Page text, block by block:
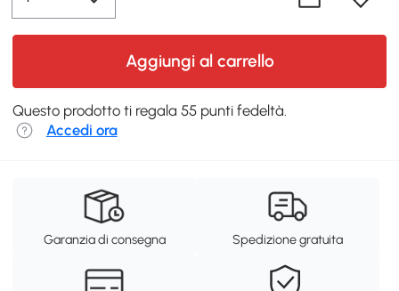
Aggiungi al carrello
Questo prodotto ti regala 55 punti fedeltà.
Accedi ora
Garanzia di consegna Spedizione gratuita